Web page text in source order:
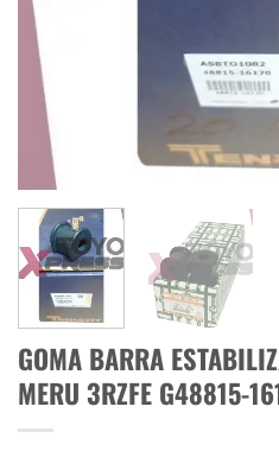
GOMA BARRA
MERU 3RZFE G48815-